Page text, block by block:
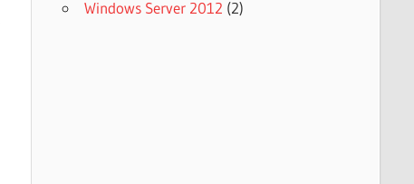
Windows Server 2012 (2)